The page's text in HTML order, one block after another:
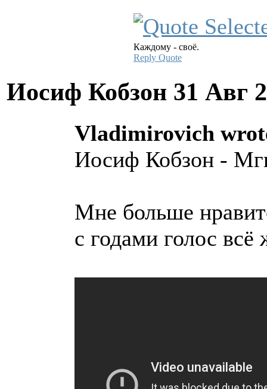
Каждому - своё.
Reply Quote
Иосиф Кобзон 31 Авг
Vladimirovich
Иосиф Кобзон -
Мне больше
с годами голос всё